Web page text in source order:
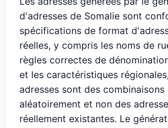
d'adresses de Somalie sont
spécifications de format
réelles, y compris les noms de
règles correctes de
et les caractéristiques
adresses sont des combinaisons
aléatoirement et non des
réellement existantes. Le